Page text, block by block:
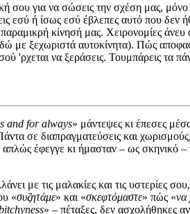
σου για να σώσεις την σχέση μας,
ή ίσως εσύ έβλεπες αυτό που δεν
κίνησή μας. Χειρονομίες
με ξεχωριστά αυτοκίνητα). Πώς
'ρχεται να ξεράσεις. Τουμπάρεις τα
and for always» μάντεψες κι έπεσες
σε διαπραγματεύσεις και
έφεγγε κι ήμασταν – ως σκηνικό
με τις μαλακίες και τις υστερίες
«συζητάμε» και «σκεφτόμαστε» πώς «να
» – πέταξες, δεν ασχολήθηκες